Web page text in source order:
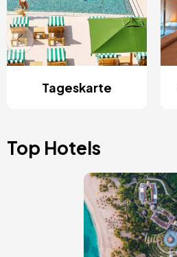
Tageskarte
Top Hotels
Bild